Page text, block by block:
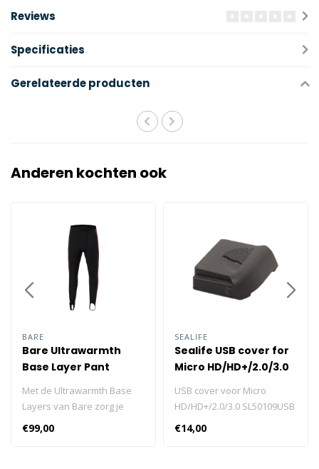
Reviews
Specificaties
Gerelateerde producten
Anderen kochten ook
BARE
Bare Ultrawarmth
Base Layer Pant
Heren
Met de Ultrawarmth Base
Layers van Bare zorg je
voor extra warmte dankzij
€99,00
SEALIFE
Sealife USB cover for
Micro HD/HD+/2.0/3.0
USB cover voor Micro
HD/HD+/2.0/3.0 SL50109USB
cover voor Micro
€14,00